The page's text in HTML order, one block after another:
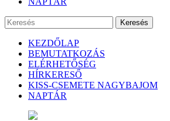
Keresés
KEZDŐLAP
BEMUTATKOZÁS
ELÉRHETŐSÉG
HÍRKERESŐ
KISS-CSEMETE NAGYBAJOM
NAPTÁR